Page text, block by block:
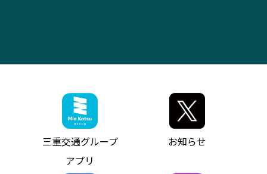
神都ライナー
ミジュマルのラッピングバス（鈴鹿管内）
参宮バス
神都バス
パールシャトル
お客様駐車場のご案内
アイコンの説明
インターネット予約
よくあるご質問
お問い合わせ
ザ・バスコレクション三重交通バスセット
三重交通公式グッズ
ファンコーナー
お問い合わせ
お知らせ・最新情報一覧
ニュースリリース
三重交通グループ
アプリ
お知らせ